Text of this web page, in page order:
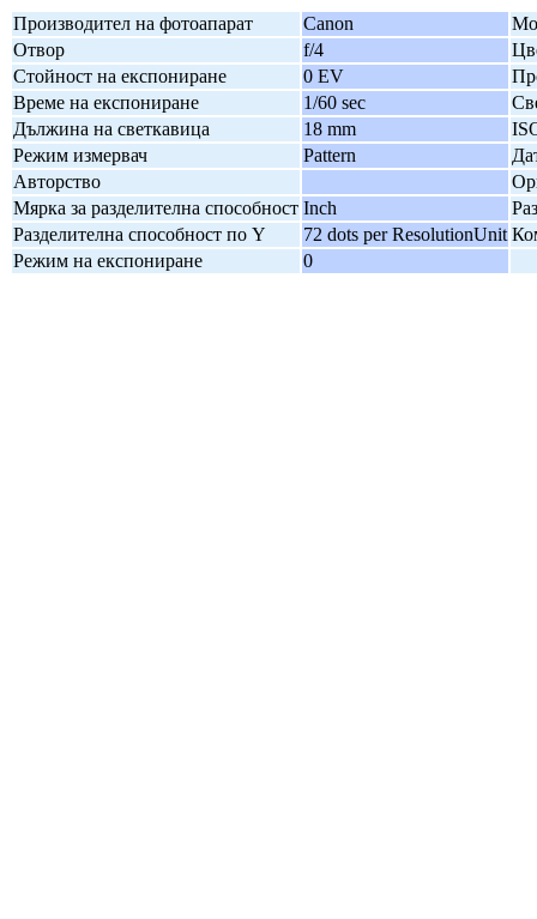
Производител на фотоапарат Canon
Отвор
f/4
Стойност на експониране
0 EV
Време на експониране
1/60 sec
Дължина на светкавица
18 mm
Режим измервач
Pattern
Авторство
Мярка за разделителна способност Inch
Разделителна способност по Y
72 dots per ResolutionUnit
Режим на експониране
0